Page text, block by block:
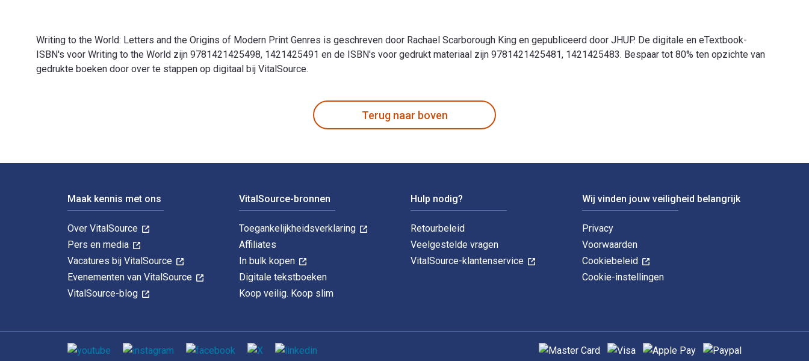
Writing to the World: Letters and the Origins of Modern Print Genres is geschreven door Rachael Scarborough King en gepubliceerd door JHUP. De digitale en eTextbook-
ISBN's voor Writing to the World zijn 9781421425498, 1421425491 en de ISBN's voor gedrukt materiaal zijn 9781421425481, 1421425483. Bespaar tot 80% ten opzichte van
gedrukte boeken door over te stappen op digitaal bij VitalSource.
Terug naar boven
Maak kennis met ons
Over VitalSource
Pers en media
Vacatures bij VitalSource
Evenementen van VitalSource
VitalSource-blog
VitalSource-bronnen
Toegankelijkheidsverklaring
Affiliates
In bulk kopen
Digitale tekstboeken
Koop veilig. Koop slim
Hulp nodig?
Retourbeleid
Veelgestelde vragen
VitalSource-klantenservice
Wij vinden jouw veiligheid belangrijk
Privacy
Voorwaarden
Cookiebeleid
Cookie-instellingen
Sociale media Ondersteunde betaalmethoden